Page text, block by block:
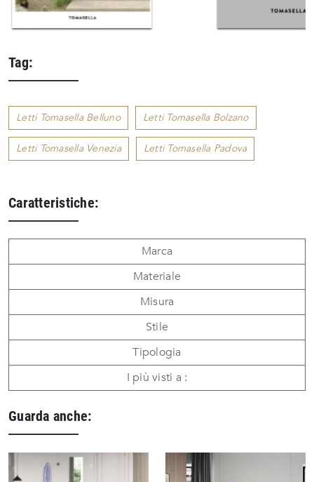
Tag:
Letti Tomasella Belluno Letti Tomasella Bolzano
Letti Tomasella Venezia Letti Tomasella Padova
Caratteristiche:
Marca
Materiale
Misura
Stile
Tipologia
I più visti a :
Guarda anche: